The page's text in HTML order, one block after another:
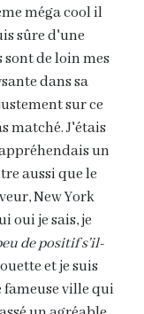
méga cool il
sûre d'une
sont de loin mes
dans sa
sur ce
matché. J'étais
un
aussi que le
New York
oui je sais, je
de positif s'il-
et je suis
ville qui